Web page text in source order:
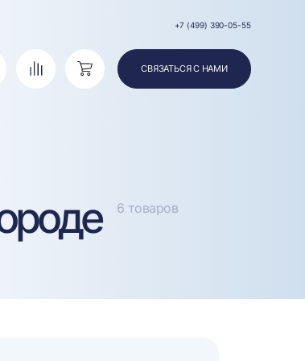
+7 (499) 390-05-55
СравнениеКорзина СВЯЗАТЬСЯ С НАМИ
6 товаров